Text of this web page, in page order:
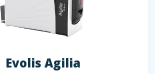
Evolis Agilia